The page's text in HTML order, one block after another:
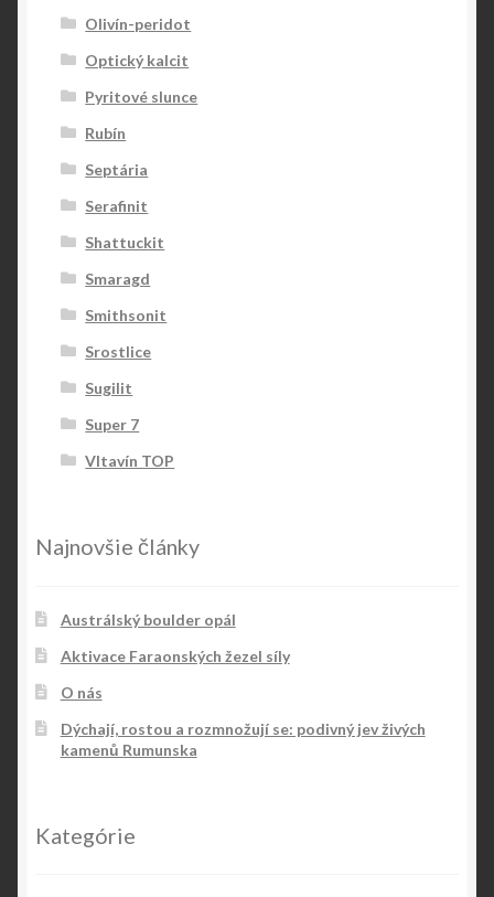
Olivín-peridot
Optický kalcit
Pyritové slunce
Rubín
Septária
Serafinit
Shattuckit
Smaragd
Smithsonit
Srostlice
Sugilit
Super 7
Vltavín TOP
Najnovšie články
Austrálský boulder opál
Aktivace Faraonských žezel síly
O nás
Dýchají, rostou a rozmnožují se: podivný jev živých
kamenů Rumunska
Kategórie